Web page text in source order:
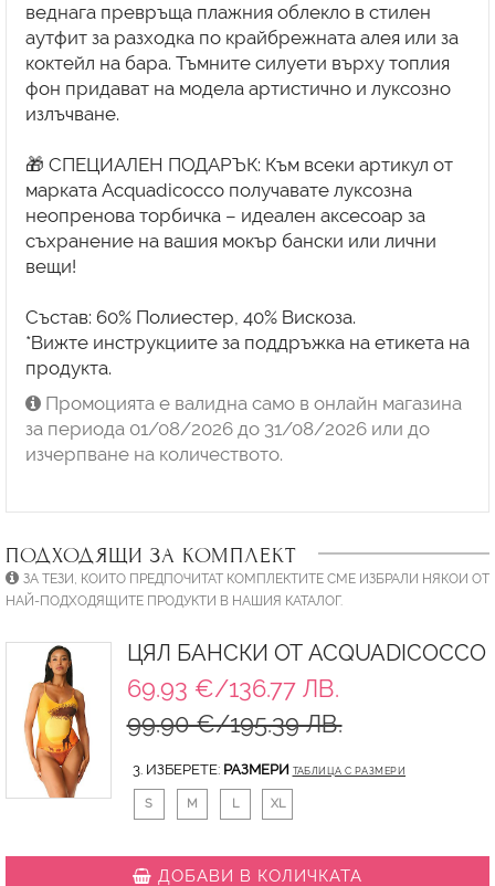
веднага превръща плажния облекло в стилен
аутфит за разходка по крайбрежната алея или за
коктейл на бара. Тъмните силуети върху топлия
фон придават на модела артистично и луксозно
излъчване.
🎁 СПЕЦИАЛЕН ПОДАРЪК: Към всеки артикул от
марката Acquadicocco получавате луксозна
неопренова торбичка – идеален аксесоар за
съхранение на вашия мокър бански или лични
вещи!
Състав: 60% Полиестер, 40% Вискоза.
*Вижте инструкциите за поддръжка на етикета на
продукта.
Промоцията е валидна само в онлайн магазина
за периода 01/08/2026 до 31/08/2026 или до
изчерпване на количеството.
ПОДХОДЯЩИ ЗА КОМПЛЕКТ
ЗА ТЕЗИ, КОИТО ПРЕДПОЧИТАТ КОМПЛЕКТИТЕ СМЕ ИЗБРАЛИ НЯКОИ ОТ
НАЙ-ПОДХОДЯЩИТЕ ПРОДУКТИ В НАШИЯ КАТАЛОГ.
ЦЯЛ БАНСКИ ОТ ACQUADICOCCO
69.93 €/136.77 ЛВ.
99.90 €/195.39 ЛВ.
3. ИЗБЕРЕТЕ: РАЗМЕРИ ТАБЛИЦА С РАЗМЕРИ
S M L XL
ДОБАВИ В КОЛИЧКАТА